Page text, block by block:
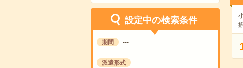
設定中の検索条件
期間 ---
派遣形式 ---